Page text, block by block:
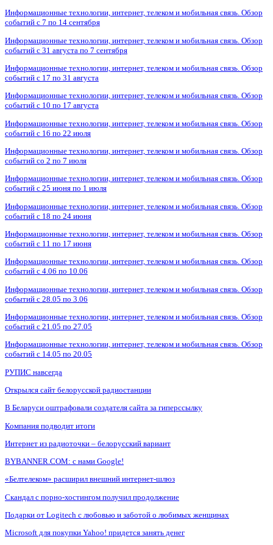
Информационные технологии, интернет, телеком и мобильная связь. Обзор
событий с 7 по 14 сентября
Информационные технологии, интернет, телеком и мобильная связь. Обзор
событий с 31 августа по 7 сентября
Информационные технологии, интернет, телеком и мобильная связь. Обзор
событий с 17 по 31 августа
Информационные технологии, интернет, телеком и мобильная связь. Обзор
событий с 10 по 17 августа
Информационные технологии, интернет, телеком и мобильная связь. Обзор
событий с 16 по 22 июля
Информационные технологии, интернет, телеком и мобильная связь. Обзор
событий со 2 по 7 июля
Информационные технологии, интернет, телеком и мобильная связь. Обзор
событий с 25 июня по 1 июля
Информационные технологии, интернет, телеком и мобильная связь. Обзор
событий с 18 по 24 июня
Информационные технологии, интернет, телеком и мобильная связь. Обзор
событий с 11 по 17 июня
Информационные технологии, интернет, телеком и мобильная связь. Обзор
событий с 4.06 по 10.06
Информационные технологии, интернет, телеком и мобильная связь. Обзор
событий с 28.05 по 3.06
Информационные технологии, интернет, телеком и мобильная связь. Обзор
событий с 21.05 по 27.05
Информационные технологии, интернет, телеком и мобильная связь. Обзор
событий с 14.05 по 20.05
РУПИС навсегда
Открылся сайт белорусской радиостанции
В Беларуси оштрафовали создателя сайта за гиперссылку
Компания подводит итоги
Интернет из радиоточки – белорусский вариант
BYBANNER.COM: c нами Google!
«Белтелеком» расширил внешний интернет-шлюз
Скандал с порно-хостингом получил продолжение
Подарки от Logitech с любовью и заботой о любимых женщинах
Microsoft для покупки Yahoo! придется занять денег